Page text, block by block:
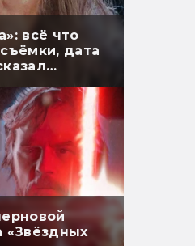
всё что
дата
«Звёздных